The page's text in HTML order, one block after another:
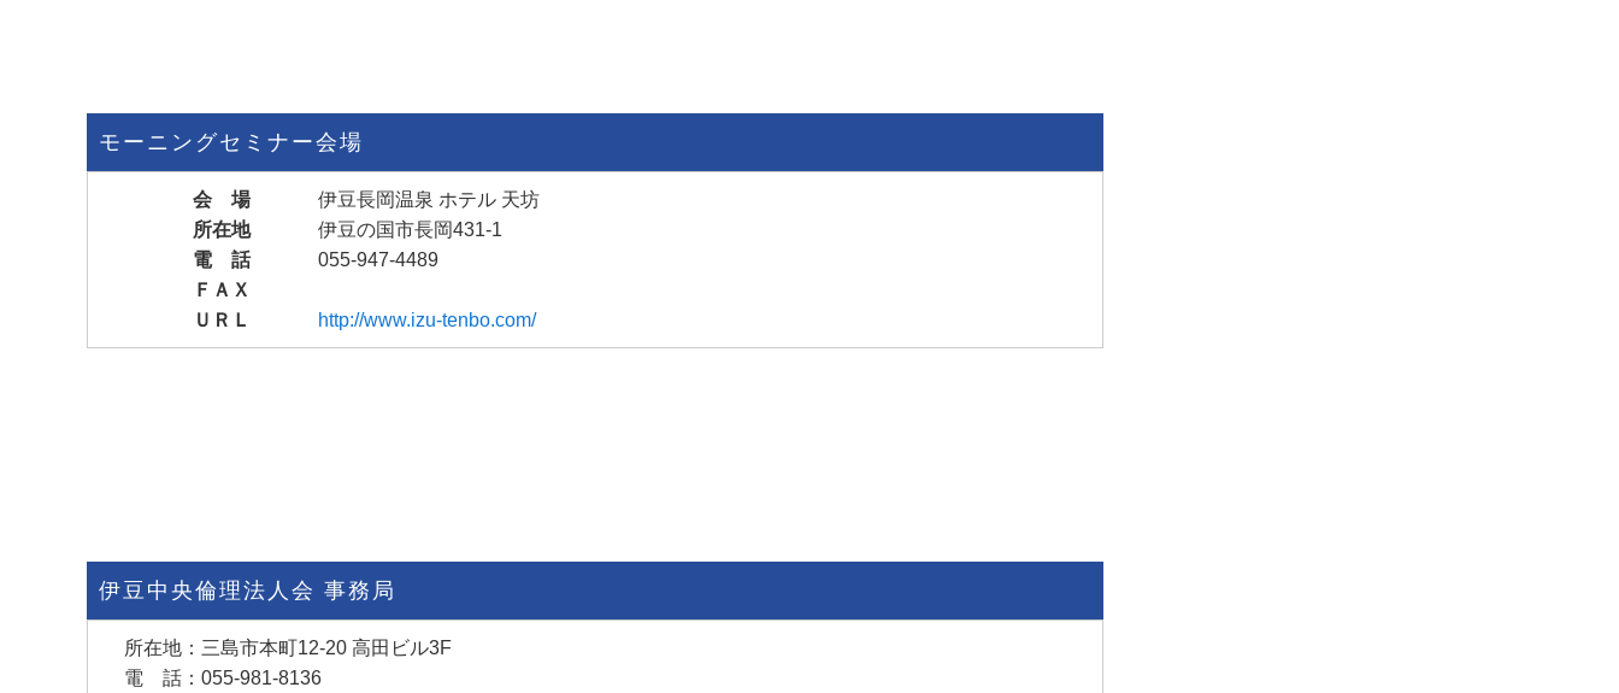
モーニングセミナー会場
会 場
伊豆長岡温泉 ホテル 天坊
所在地
伊豆の国市長岡431-1
電 話
055-947-4489
ＦＡＸ
ＵＲＬ
http://www.izu-tenbo.com/
伊豆中央倫理法人会 事務局
所在地：三島市本町12-20 高田ビル3F
電 話：055-981-8136